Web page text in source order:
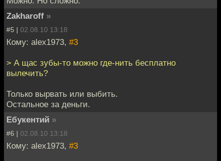
Zakharoff »
#5 | 02.08.10 13:18
Кому: alex1973, #3
> А щас зубы-то можно где-нить бесплатно
вылечить?
Только вырвать или выбить.
Остальное за деньги.
Ебукентий »
#6 | 02.08.10 13:18
Кому: alex1973, #3